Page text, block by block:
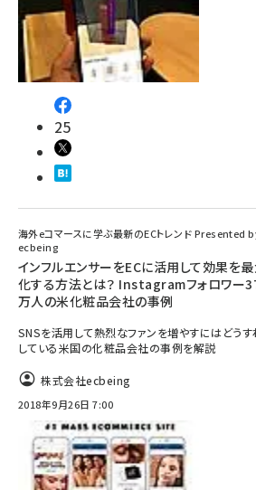
25
海外eコマースに学ぶ最新のECトレンド Presented
ecbeing
インフルエンサーをECに活用して効果を
化する方法とは？ Instagramフォロワー
万人の米化粧品会社の事例
SNSを活用して熱烈なファンを増やすにはどう
している米国の化粧品会社の事例を解説
株式会社ecbeing
2018年9月26日 7:00